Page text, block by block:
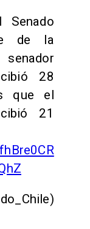
Senado
de la
28
que el
21